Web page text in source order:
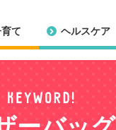
て ヘルスケア